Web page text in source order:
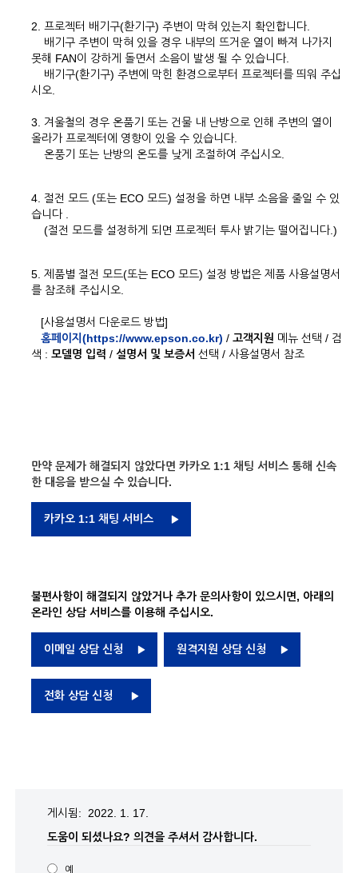
2. 프로젝터 배기구(환기구) 주변이 막혀 있는지 확인합니다.
배기구 주변이 막혀 있을 경우 내부의 뜨거운 열이 빠져 나가지
못해 FAN이 강하게 돌면서 소음이 발생 될 수 있습니다.
배기구(환기구) 주변에 막힌 환경으로부터 프로젝터를 띄워 주십
시오.
3. 겨울철의 경우 온품기 또는 건물 내 난방으로 인해 주변의 열이
올라가 프로젝터에 영향이 있을 수 있습니다.
온풍기 또는 난방의 온도를 낮게 조절하여 주십시오.
4. 절전 모드 (또는 ECO 모드) 설정을 하면 내부 소음을 줄일 수 있
습니다 .
(절전 모드를 설정하게 되면 프로젝터 투사 밝기는 떨어집니다.)
5. 제품별 절전 모드(또는 ECO 모드) 설정 방법은 제품 사용설명서
를 참조해 주십시오.
[사용설명서 다운로드 방법]
홈페이지(https://www.epson.co.kr) / 고객지원 메뉴 선택 / 검
색 : 모델명 입력 / 설명서 및 보증서 선택 / 사용설명서 참조
만약 문제가 해결되지 않았다면 카카오 1:1 채팅 서비스 통해 신속
한 대응을 받으실 수 있습니다.
카카오 1:1 채팅 서비스
불편사항이 해결되지 않았거나 추가 문의사항이 있으시면, 아래의
온라인 상담 서비스를 이용해 주십시오.
이메일 상담 신청 원격지원 상담 신청
전화 상담 신청
게시됨: 2022. 1. 17.
도움이 되셨나요? 의견을 주셔서 감사합니다.
예